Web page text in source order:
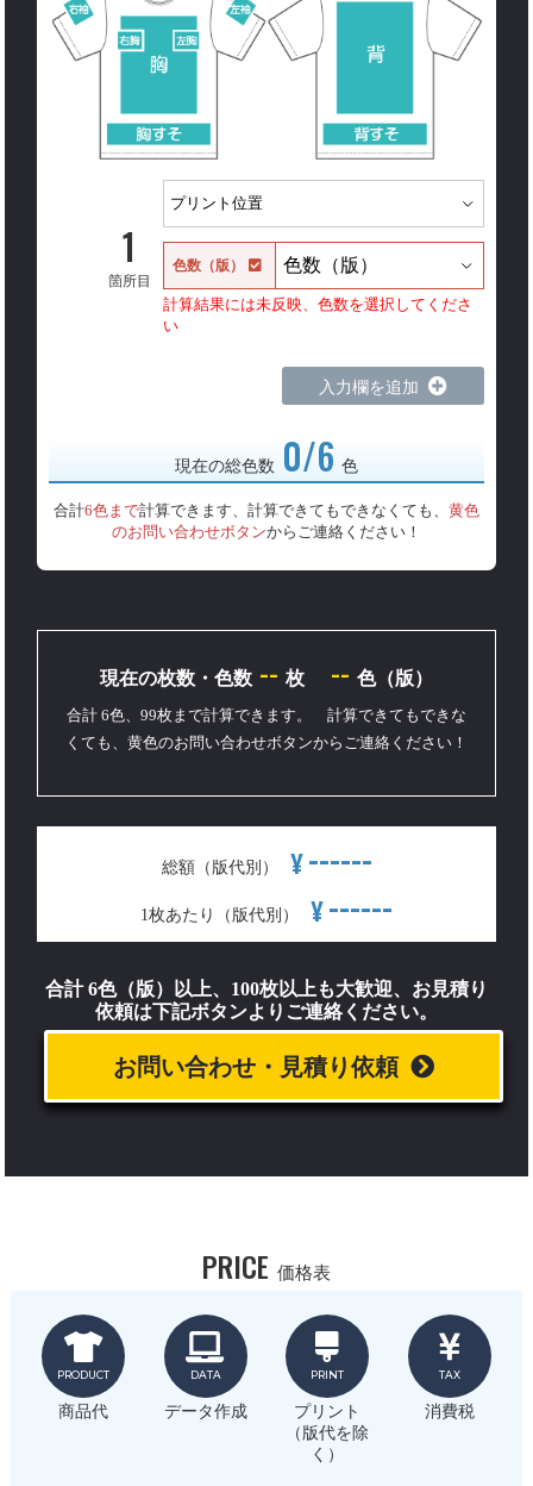
1
箇所目
色数（版）
計算結果には未反映、色数を選択してくださ
い
入力欄を追加
現在の総色数 0/6 色
合計6色まで計算できます、計算できてもできなくても、 黄色
のお問い合わせボタンからご連絡ください！
現在の枚数・色数 -- 枚 -- 色（版）
合計 6色、99枚まで計算できます。 計算できてもできな
くても、黄色のお問い合わせボタンからご連絡ください！
総額（版代別） ¥ ------
1枚あたり（版代別） ¥------
合計 6色（版）以上、100枚以上も大歓迎、お見積り
依頼は下記ボタンよりご連絡ください。
お問い合わせ・見積り依頼
PRICE 価格表
PRODUCT
商品代
DATA
データ作成
PRINT
プリント
（版代を除
く）
TAX
消費税